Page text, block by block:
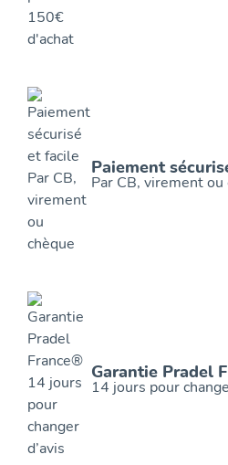
Paiement
Par CB, virement ou
Garantie Pradel
14 jours pour